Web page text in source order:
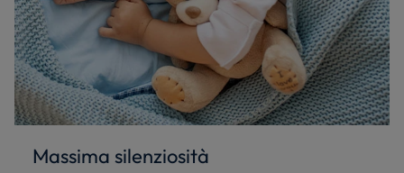
Massima silenziosità